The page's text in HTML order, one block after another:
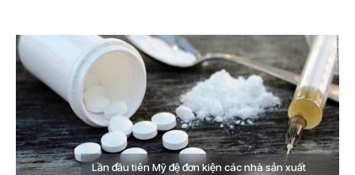
Lần đầu tiên Mỹ đệ đơn kiện các nhà sản xuất